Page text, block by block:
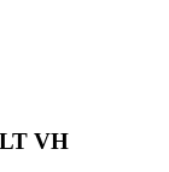
VH